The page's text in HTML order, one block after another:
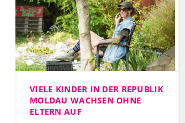
VIELE KINDER IN DER REPUBLIK
MOLDAU WACHSEN OHNE
ELTERN AUF